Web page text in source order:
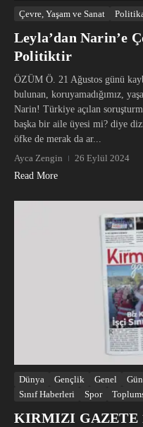
Çevre, Yaşam ve Sanat
Leyla’dan Narin’e
Politiktir
ÖZÜM Ö. 21 Ağustos günü
bulunan, koruyamadığımız,
Narin! Türkiye açılan
başka bir aile üyesi mi? diye
öfke de merak da ar...
Ayca Zengin
26 Eylül 2024
Read More
Dünya Gençlik Genel
Sınıf Haberleri
Spor
KIRMIZI GAZETE